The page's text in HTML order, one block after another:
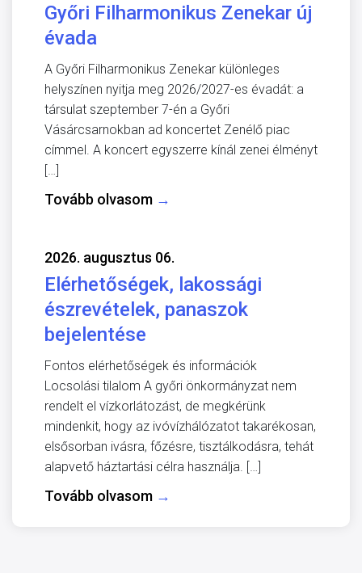
Győri Filharmonikus Zenekar új
évada
A Győri Filharmonikus Zenekar különleges
helyszínen nyitja meg 2026/2027-es évadát: a
társulat szeptember 7-én a Győri
Vásárcsarnokban ad koncertet Zenélő piac
címmel. A koncert egyszerre kínál zenei élményt
[…]
Tovább olvasom →
2026. augusztus 06.
Elérhetőségek, lakossági
észrevételek, panaszok
bejelentése
Fontos elérhetőségek és információk
Locsolási tilalom A győri önkormányzat nem
rendelt el vízkorlátozást, de megkérünk
mindenkit, hogy az ivóvízhálózatot takarékosan,
elsősorban ivásra, főzésre, tisztálkodásra, tehát
alapvető háztartási célra használja. […]
Tovább olvasom →